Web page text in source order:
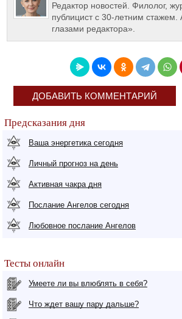
Редактор новостей. Филолог,
публицист с 30-летним стажем.
глазами редактора».
ДОБАВИТЬ КОММЕНТАРИЙ
Предсказания дня
Ваша энергетика сегодня
Личный прогноз на день
Активная чакра дня
Послание Ангелов сегодня
Любовное послание Ангелов
Тесты онлайн
Умеете ли вы влюблять в себя?
Что ждет вашу пару дальше?